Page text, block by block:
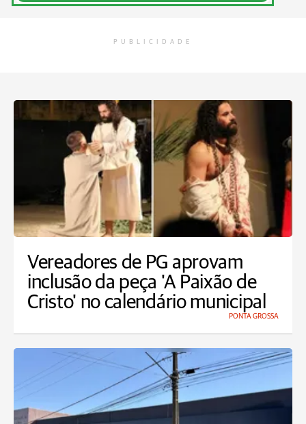
PUBLICIDADE
Vereadores de PG aprovam
inclusão da peça 'A Paixão de
Cristo' no calendário municipal
PONTA GROSSA